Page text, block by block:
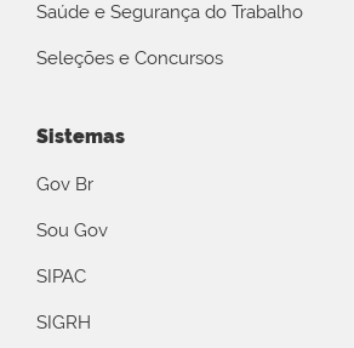
Saúde e Segurança do Trabalho
Seleções e Concursos
Sistemas
Gov Br
Sou Gov
SIPAC
SIGRH